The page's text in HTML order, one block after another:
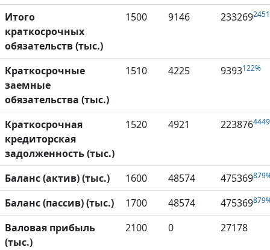
Итого
краткосрочных
обязательств (тыс.)
1500 9146 233269
Краткосрочные
заемные
обязательства (тыс.)
1510 4225 9393122%
Краткосрочная
кредиторская
задолженность (тыс.)
1520 4921 223876
Баланс (актив) (тыс.) 1600 48574 475369
Баланс (пассив) (тыс.) 1700 48574 475369
Валовая прибыль
(тыс.)
2100 0 27178